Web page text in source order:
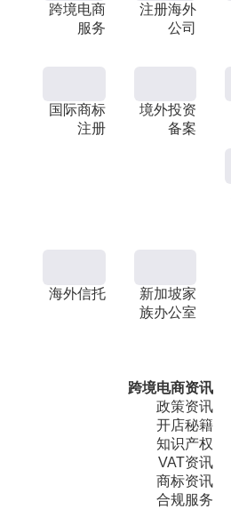
跨境电商
服务
注册海外
公司
国际商标
注册
境外投资
备案
海外信托
新加坡家
族办公室
跨境电商资讯
政策资讯
开店秘籍
知识产权
VAT资讯
商标资讯
合规服务